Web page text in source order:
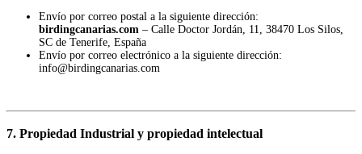
Envío por correo postal a la siguiente dirección:
birdingcanarias.com – Calle Doctor Jordán, 11, 38470 Los Silos,
SC de Tenerife, España
Envío por correo electrónico a la siguiente dirección:
info@birdingcanarias.com
7. Propiedad Industrial y propiedad intelectual